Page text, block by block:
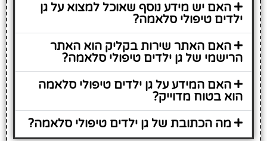
האם יש מידע נוסף שאוכל למצוא על גן
ילדים טיפולי סלאמה?
האם האתר שירות בקליק הוא האתר
הרישמי של גן ילדים טיפולי סלאמה?
האם המידע על גן ילדים טיפולי סלאמה
הוא בטוח מדוייק?
מה הכתובת של גן ילדים טיפולי סלאמה?